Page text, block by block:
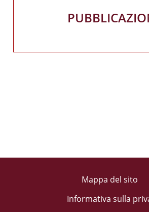
Mappa del sito
Informativa sulla